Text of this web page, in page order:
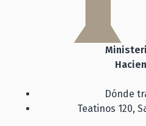
Dónde
Teatinos 120,